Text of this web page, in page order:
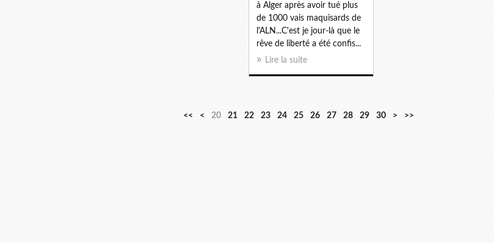
à Alger après avoir tué plus
de 1000 vais maquisards de
l'ALN...C'est je jour-là que le
rêve de liberté a été confis...
Lire la suite
<< <
1
20 21 22 23 24 25 26 27 28 29 30
4
5
6
> >>